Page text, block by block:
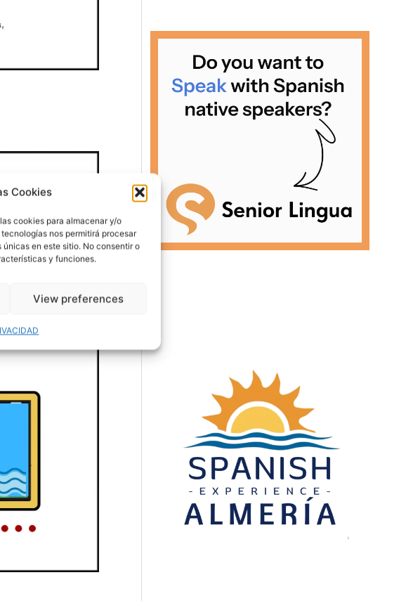
Cookies
cookies para almacenar y/o
nos permitirá procesar
en este sitio. No consentir o
y funciones.
View preferences